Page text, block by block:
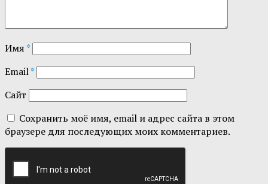
Имя*
Email*
Сайт
Сохранить моё имя, email и адрес сайта в этом
браузере для последующих моих комментариев.